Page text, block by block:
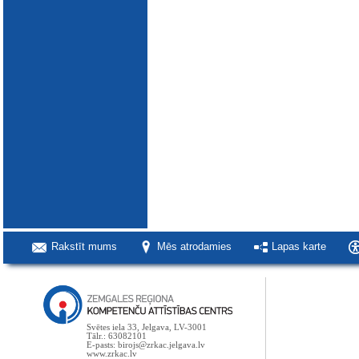
Rakstīt mums Mēs atrodamies Lapas karte
Svētes iela 33, Jelgava, LV-3001
Tālr.: 63082101
E-pasts: birojs@zrkac.jelgava.lv
www.zrkac.lv